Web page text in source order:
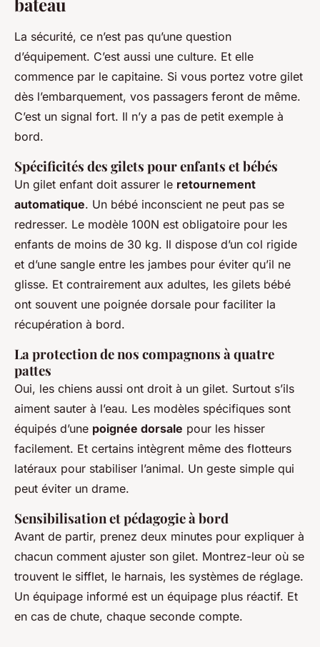
La sécurité, ce n’est pas qu’une question
d’équipement. C’est aussi une culture. Et elle
commence par le capitaine. Si vous portez votre gilet
dès l’embarquement, vos passagers feront de même.
C’est un signal fort. Il n’y a pas de petit exemple à
bord.
Spécificités des gilets pour enfants et bébés
Un gilet enfant doit assurer le retournement
automatique. Un bébé inconscient ne peut pas se
redresser. Le modèle 100N est obligatoire pour les
enfants de moins de 30 kg. Il dispose d’un col rigide
et d’une sangle entre les jambes pour éviter qu’il ne
glisse. Et contrairement aux adultes, les gilets bébé
ont souvent une poignée dorsale pour faciliter la
récupération à bord.
La protection de nos compagnons à quatre
pattes
Oui, les chiens aussi ont droit à un gilet. Surtout s’ils
aiment sauter à l’eau. Les modèles spécifiques sont
équipés d’une poignée dorsale pour les hisser
facilement. Et certains intègrent même des flotteurs
latéraux pour stabiliser l’animal. Un geste simple qui
peut éviter un drame.
Sensibilisation et pédagogie à bord
Avant de partir, prenez deux minutes pour expliquer à
chacun comment ajuster son gilet. Montrez-leur où se
trouvent le sifflet, le harnais, les systèmes de réglage.
Un équipage informé est un équipage plus réactif. Et
en cas de chute, chaque seconde compte.